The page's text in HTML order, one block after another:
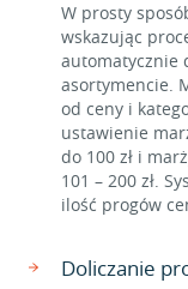
W prosty
wskazując
automatycznie
asortymencie.
od ceny i
ustawienie
do 100 zł i
101 – 200 zł.
ilość progów
Doliczanie